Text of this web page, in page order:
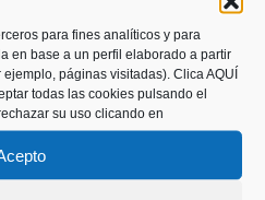
para fines analíticos y para
en base a un perfil elaborado a partir
páginas visitadas). Clica AQUÍ
todas las cookies pulsando el
su uso clicando en
de Tromelin
€